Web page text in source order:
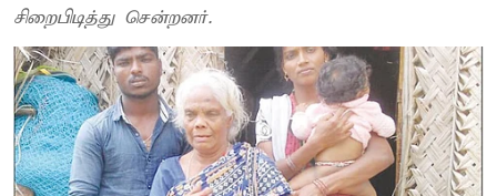
சிறைபிடித்து சென்றனர்.